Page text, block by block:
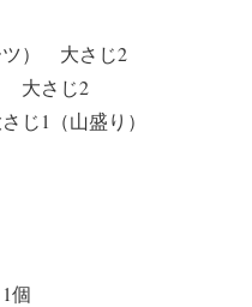
ツ） 大さじ2
大さじ2
じ1（山盛り）
個